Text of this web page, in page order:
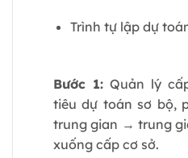
Trình tự lập dự
Bước 1:Quản lý
tiêu dự toán sơ bộ,
trung gian → trung
xuống cấp cơ sở.